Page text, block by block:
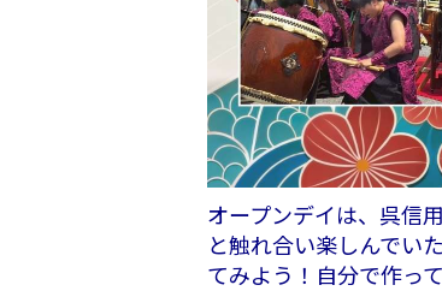
オープンデイは、呉信
と触れ合い楽しんでい
てみよう！自分で作っ